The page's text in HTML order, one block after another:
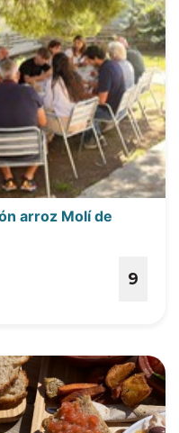
arroz Molí de
9